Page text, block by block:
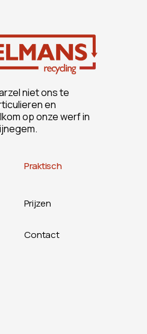
niet ons te
en
op onze werf in
Praktisch
Prijzen
Contact